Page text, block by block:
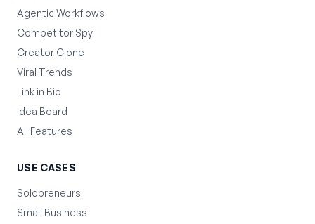
Agentic Workflows
Competitor Spy
Creator Clone
Viral Trends
Link in Bio
Idea Board
All Features
USE CASES
Solopreneurs
Small Business